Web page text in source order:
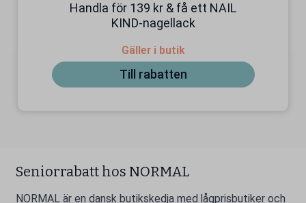
Handla för 139 kr & få ett NAIL
KIND-nagellack
Gäller i butik
Till rabatten
Seniorrabatt hos NORMAL
NORMAL är en dansk butikskedja med lågprisbutiker och